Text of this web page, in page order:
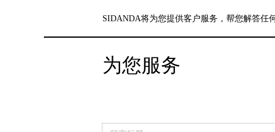
SIDANDA将为您提供客户服务，帮您解答任
为您服务